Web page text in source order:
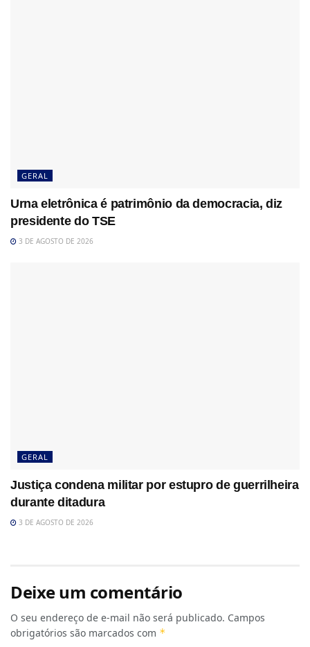
GERAL
Urna eletrônica é patrimônio da democracia, diz
presidente do TSE
3 DE AGOSTO DE 2026
GERAL
Justiça condena militar por estupro de guerrilheira
durante ditadura
3 DE AGOSTO DE 2026
Deixe um comentário
O seu endereço de e-mail não será publicado. Campos
obrigatórios são marcados com *